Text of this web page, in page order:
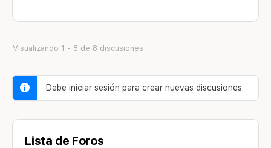
Visualizando 1 - 8 de 8 discusiones
Debe iniciar sesión para crear nuevas discusiones.
Lista de Foros